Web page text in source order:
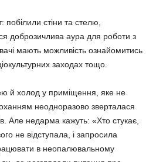
стіни та стелю,
доброзичлива аура для роботи з
мають можливість ознайомитись
заходах тощо.
й холод у приміщення, яке не
неодноразово зверталася
Але недарма кажуть: «Хто стукає,
не відступала, і запросила
в неопалювальному